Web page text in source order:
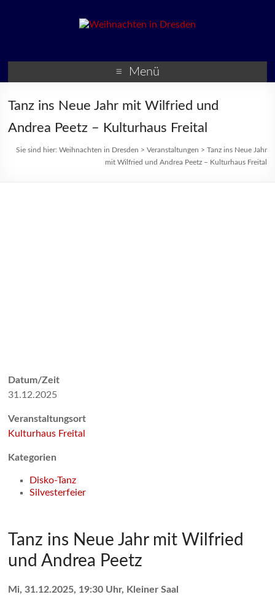
Veranstaltungen zur
Weihnachtszeit
Menü
Tanz ins Neue Jahr mit Wilfried und
Andrea Peetz – Kulturhaus Freital
Sie sind hier: Weihnachten in Dresden > Veranstaltungen > Tanz ins Neue Jahr
mit Wilfried und Andrea Peetz – Kulturhaus Freital
Datum/Zeit
31.12.2025
Veranstaltungsort
Kulturhaus Freital
Kategorien
Disko-Tanz
Silvesterfeier
Tanz ins Neue Jahr mit Wilfried
und Andrea Peetz
Mi, 31.12.2025, 19:30 Uhr, Kleiner Saal